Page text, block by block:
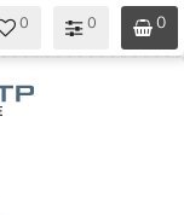
0
0
0